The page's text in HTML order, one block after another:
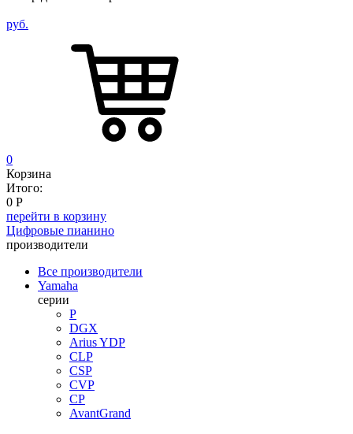
руб.
0
Корзина
Итого:
0 Р
перейти в корзину
Цифровые пианино
производители
Все производители
Yamaha
серии
P
DGX
Arius YDP
CLP
CSP
CVP
CP
AvantGrand